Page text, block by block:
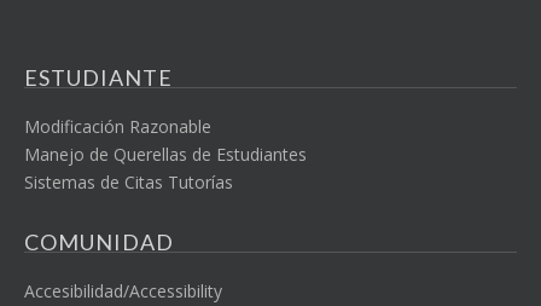
ESTUDIANTE
Modificación Razonable
Manejo de Querellas de Estudiantes
Sistemas de Citas Tutorías
COMUNIDAD
Accesibilidad/Accessibility